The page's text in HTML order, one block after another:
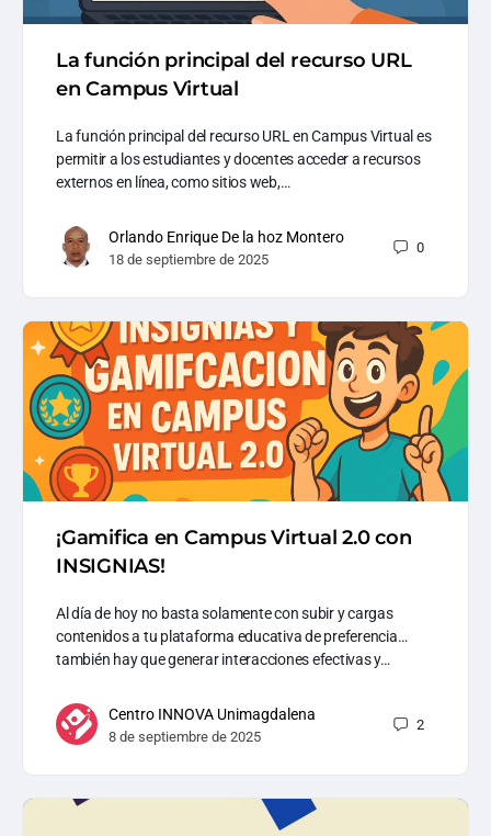
La función principal del recurso URL
en Campus Virtual
La función principal del recurso URL en Campus Virtual es
permitir a los estudiantes y docentes acceder a recursos
externos en línea, como sitios web,…
Orlando Enrique De la hoz Montero
18 de septiembre de 2025
0
¡Gamifica en Campus Virtual 2.0 con
INSIGNIAS!
Al día de hoy no basta solamente con subir y cargas
contenidos a tu plataforma educativa de preferencia…
también hay que generar interacciones efectivas y…
Centro INNOVA Unimagdalena
8 de septiembre de 2025
2